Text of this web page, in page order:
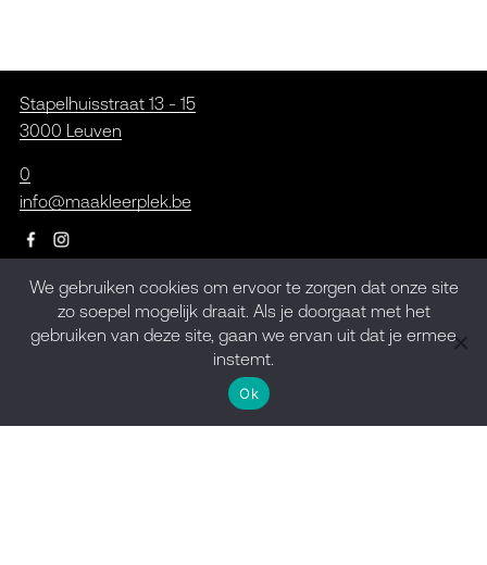
Stapelhuisstraat 13 - 15
3000 Leuven
0
info@maakleerplek.be
Inschrijven op de
nieuwsbrief
We gebruiken cookies om ervoor te zorgen dat onze site
zo soepel mogelijk draait. Als je doorgaat met het
gebruiken van deze site, gaan we ervan uit dat je ermee
instemt.
Ok